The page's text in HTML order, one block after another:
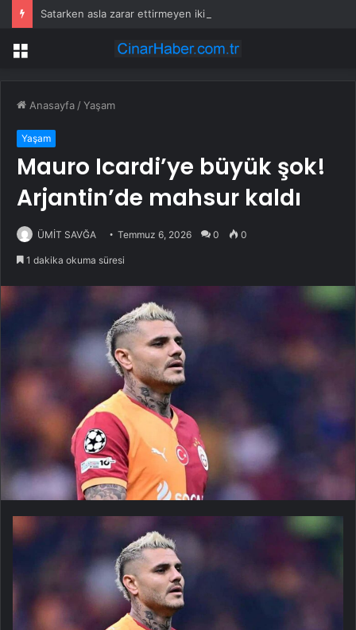
Satarken asla zarar ettirmeyen ikinci el araçlar
Menü
Anasayfa /Yaşam
Yaşam
Mauro Icardi’ye büyük şok!
Arjantin’de mahsur kaldı
ÜMİT SAVĞA Temmuz 6, 2026 0 0
1 dakika okuma süresi